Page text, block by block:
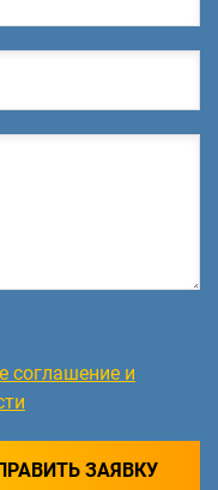
соглашение и
ЗАЯВКУ